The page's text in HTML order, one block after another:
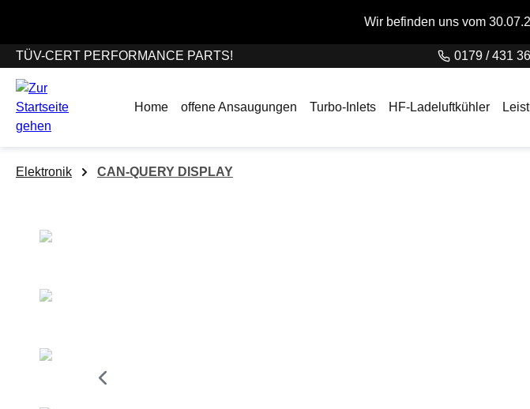
Wir befinden uns vom 30.07.2026 bis zum
TÜV-CERT PERFORMANCE PARTS! 0179 / 431
Home offene Ansaugungen Turbo-Inlets HF-Ladeluftkühler
Elektronik CAN-QUERY DISPLAY